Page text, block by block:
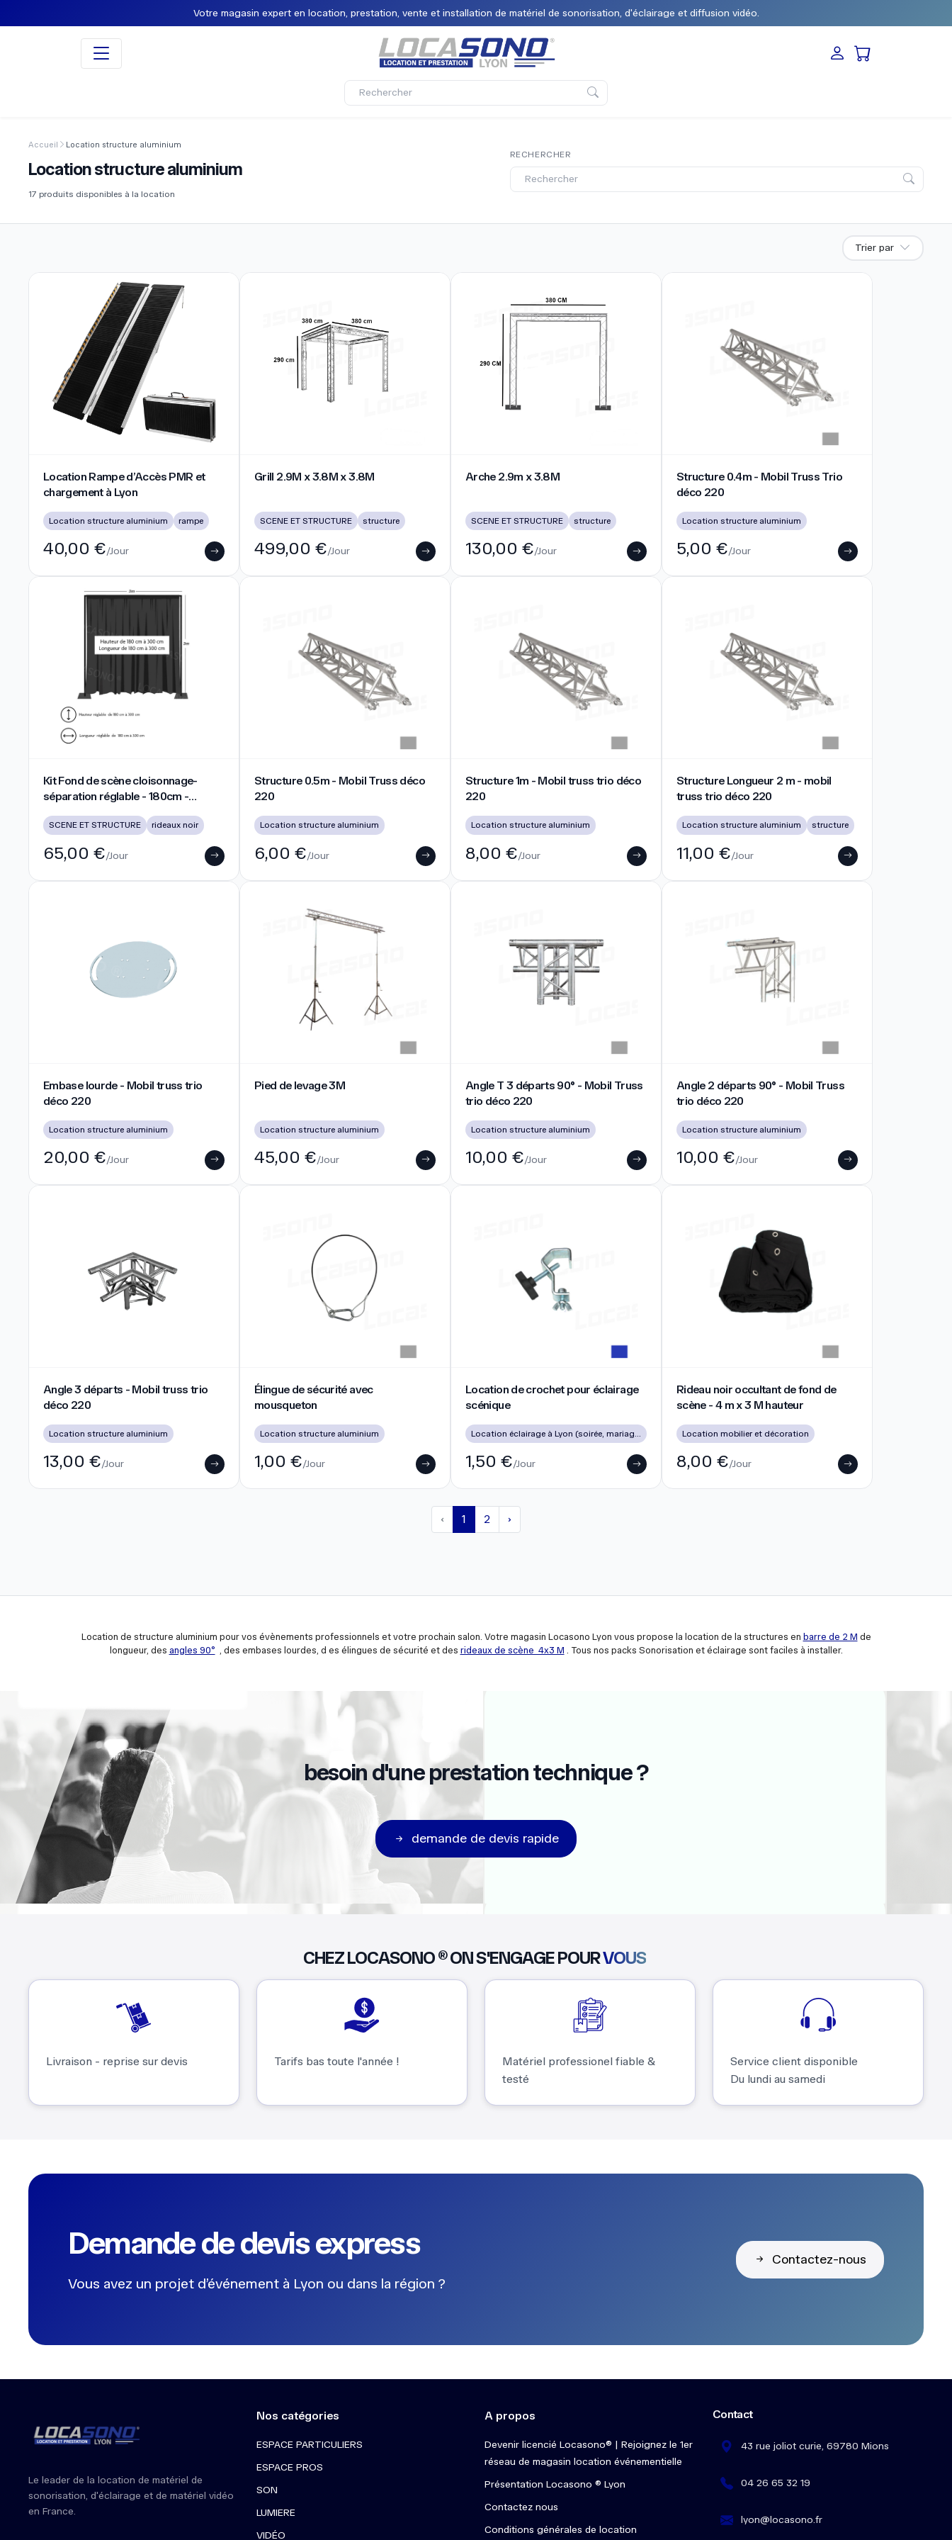
Votre magasin expert en location, prestation, vente et installation de matériel de sonorisation, d'éclairage et diffusion vidéo.
Accueil Location structure aluminium
Location structure aluminium
17 produits disponibles à la location
RECHERCHER
Trier par
Location Rampe d’Accès PMR et
chargement à Lyon
Location structure aluminium rampe
40,00 €/Jour
Grill 2.9M x 3.8M x 3.8M
SCENE ET STRUCTURE structure
499,00 €/Jour
Arche 2.9m x 3.8M
SCENE ET STRUCTURE structure
130,00 €/Jour
Structure 0.4m - Mobil Truss Trio
déco 220
Location structure aluminium
5,00 €/Jour
Kit Fond de scène cloisonnage-
séparation réglable - 180cm -
SCENE ET STRUCTURE rideaux noir
65,00 €/Jour
Structure 0.5m - Mobil Truss déco
220
Location structure aluminium
6,00 €/Jour
Structure 1m - Mobil truss trio déco
220
Location structure aluminium
8,00 €/Jour
Structure Longueur 2 m - mobil
truss trio déco 220
Location structure aluminium structure
11,00 €/Jour
Embase lourde - Mobil truss trio
déco 220
Location structure aluminium
20,00 €/Jour
Pied de levage 3M
Location structure aluminium
45,00 €/Jour
Angle T 3 départs 90° - Mobil Truss
trio déco 220
Location structure aluminium
10,00 €/Jour
Angle 2 départs 90° - Mobil Truss
trio déco 220
Location structure aluminium
10,00 €/Jour
Angle 3 départs - Mobil truss trio
déco 220
Location structure aluminium
13,00 €/Jour
Élingue de sécurité avec
mousqueton
Location structure aluminium
1,00 €/Jour
Location de crochet pour éclairage
scénique
Location éclairage à Lyon (soirée, mariage, DJ)
1,50 €/Jour
Rideau noir occultant de fond de
scène - 4 m x 3 M hauteur
Location mobilier et décoration
8,00 €/Jour
‹ 1 2 ›
Location de structure aluminium pour vos évènements professionnels et votre prochain salon. Votre magasin Locasono Lyon vous propose la location de la structures en barre de 2 M de
longueur, des angles 90° , des embases lourdes, d es élingues de sécurité et des rideaux de scène 4x3 M . Tous nos packs Sonorisation et éclairage sont faciles à installer.
besoin d'une prestation technique ?
demande de devis rapide
CHEZ LOCASONO ® ON S'ENGAGE POURVOUS
Livraison - reprise sur devis Tarifs bas toute l'année !
Matériel professionel fiable &
testé
Service client disponible
Du lundi au samedi
Demande de devis express
Vous avez un projet d’événement à Lyon ou dans la région ?
Contactez-nous
Le leader de la location de matériel de
sonorisation, d'éclairage et de matériel vidéo
en France.
Nos catégories
ESPACE PARTICULIERS
ESPACE PROS
SON
LUMIERE
VIDÉO
A propos
Devenir licencié Locasono® | Rejoignez le 1er
réseau de magasin location événementielle
Présentation Locasono ® Lyon
Contactez nous
Conditions générales de location
Contact
43 rue joliot curie, 69780 Mions
04 26 65 32 19
lyon@locasono.fr